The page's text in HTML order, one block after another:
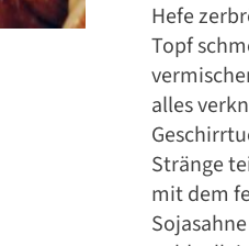
Hefe
Topf
alles
Stränge
mit dem